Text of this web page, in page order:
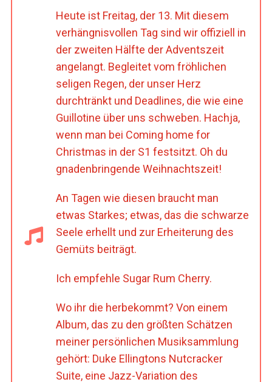
Heute ist Freitag, der 13. Mit diesem
verhängnisvollen Tag sind wir offiziell in
der zweiten Hälfte der Adventszeit
angelangt. Begleitet vom fröhlichen
seligen Regen, der unser Herz
durchtränkt und Deadlines, die wie eine
Guillotine über uns schweben. Hachja,
wenn man bei Coming home for
Christmas in der S1 festsitzt. Oh du
gnadenbringende Weihnachtszeit!
An Tagen wie diesen braucht man
etwas Starkes; etwas, das die schwarze
Seele erhellt und zur Erheiterung des
Gemüts beiträgt.
Ich empfehle Sugar Rum Cherry.
Wo ihr die herbekommt? Von einem
Album, das zu den größten Schätzen
meiner persönlichen Musiksammlung
gehört: Duke Ellingtons Nutcracker
Suite, eine Jazz-Variation des